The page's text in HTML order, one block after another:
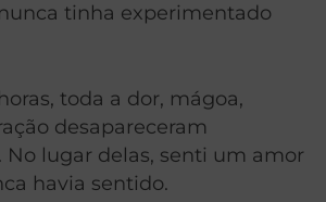
tinha experimentado
toda a dor, mágoa,
desapareceram
lugar delas, senti um amor
havia sentido.